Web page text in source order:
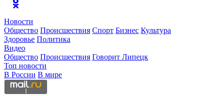
Новости
Общество Происшествия Спорт Бизнес Культура
Здоровье Политика
Видео
Общество Происшествия Говорит Липецк
Топ новости
В России В мире